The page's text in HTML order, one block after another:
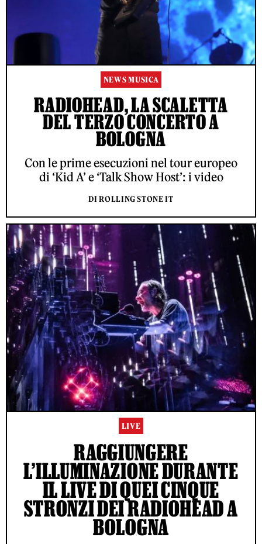
NEWS MUSICA
RADIOHEAD, LA SCALETTA
DEL TERZO CONCERTO A
BOLOGNA
Con le prime esecuzioni nel tour europeo
di ‘Kid A’ e ‘Talk Show Host’: i video
DI ROLLING STONE IT
LIVE
RAGGIUNGERE
L’ILLUMINAZIONE DURANTE
IL LIVE DI QUEI CINQUE
STRONZI DEI RADIOHEAD A
BOLOGNA